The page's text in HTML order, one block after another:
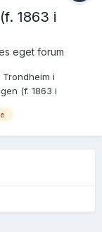
1863 i
eget forum
i
(f. 1863 i
å ha lest om